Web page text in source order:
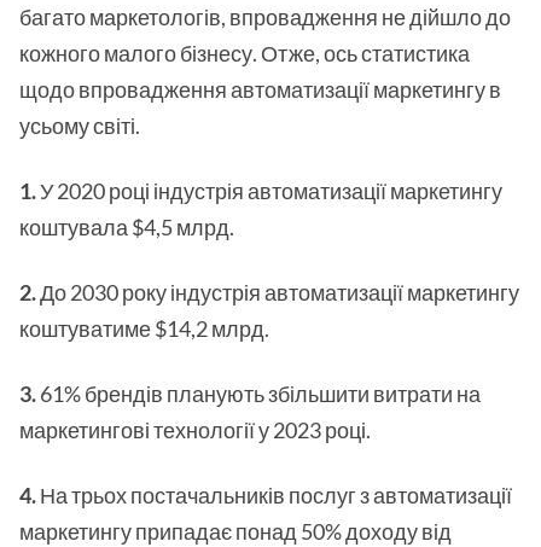
багато маркетологів, впровадження не дійшло до
кожного малого бізнесу. Отже, ось статистика
щодо впровадження автоматизації маркетингу в
усьому світі.
1.У 2020 році індустрія автоматизації маркетингу
коштувала $4,5 млрд.
2.До 2030 року індустрія автоматизації маркетингу
коштуватиме $14,2 млрд.
3.61% брендів планують збільшити витрати на
маркетингові технології у 2023 році.
4.На трьох постачальників послуг з автоматизації
маркетингу припадає понад 50% доходу від